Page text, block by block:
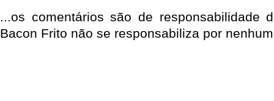
...os comentários são de responsabilidade
Bacon Frito não se responsabiliza por